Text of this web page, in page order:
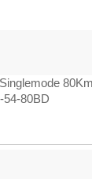
54-80BD